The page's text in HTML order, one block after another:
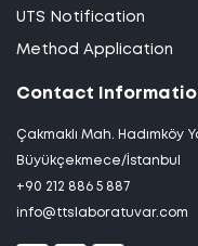
UTS Notification
Method Application
Contact
Çakmaklı Mah. Hadımköy
Büyükçekmece/İstanbul
+90 212 886 5 887
info@ttslaboratuvar.com